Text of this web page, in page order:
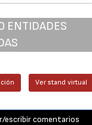
ENTIDADES
Ver stand virtual
escribir comentarios